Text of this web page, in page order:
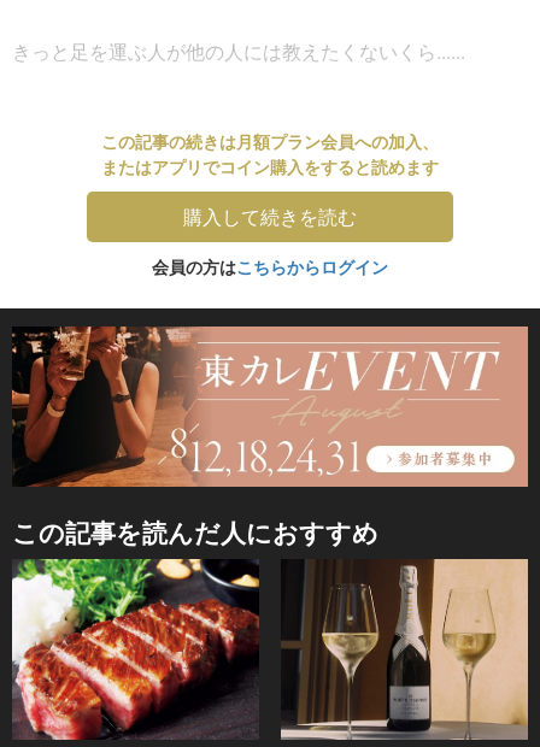
きっと足を運ぶ人が他の人には教えたくないくら......
この記事の続きは月額プラン会員への加入、
またはアプリでコイン購入をすると読めます
購入して続きを読む
会員の方はこちらからログイン
この記事を読んだ人におすすめ